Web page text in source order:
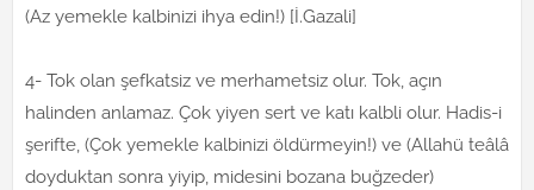
(Az yemekle kalbinizi ihya edin!) [İ.Gazali]
4- Tok olan şefkatsiz ve merhametsiz olur. Tok, açın
halinden anlamaz. Çok yiyen sert ve katı kalbli olur. Hadis-i
şerifte, (Çok yemekle kalbinizi öldürmeyin!) ve (Allahü teâlâ
doyduktan sonra yiyip, midesini bozana buğzeder)